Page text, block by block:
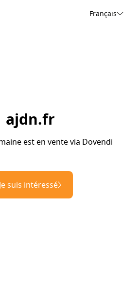
Français
ajdn.fr
est en vente via Dovendi
Je suis intéressé